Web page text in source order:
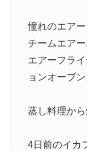
憧れのエア
チームエアー
エアーフラ
ョンオーブン
蒸し料理か
4日前のイカ